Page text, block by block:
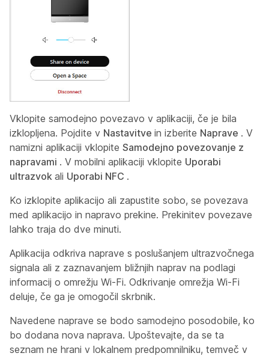
Vklopite samodejno povezavo v aplikaciji, če je bila
izklopljena. Pojdite v Nastavitve in izberite Naprave . V
namizni aplikaciji vklopite Samodejno povezovanje z
napravami . V mobilni aplikaciji vklopite Uporabi
ultrazvok ali Uporabi NFC .
Ko izklopite aplikacijo ali zapustite sobo, se povezava
med aplikacijo in napravo prekine. Prekinitev povezave
lahko traja do dve minuti.
Aplikacija odkriva naprave s poslušanjem ultrazvočnega
signala ali z zaznavanjem bližnjih naprav na podlagi
informacij o omrežju Wi-Fi. Odkrivanje omrežja Wi-Fi
deluje, če ga je omogočil skrbnik.
Navedene naprave se bodo samodejno posodobile, ko
bo dodana nova naprava. Upoštevajte, da se ta
seznam ne hrani v lokalnem predpomnilniku, temveč v